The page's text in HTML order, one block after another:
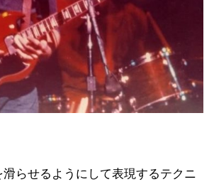
らせるようにして表現するテクニ